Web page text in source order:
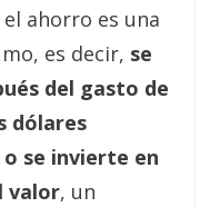
el ahorro es una
es decir, se
del gasto de
dólares
se invierte en
valor, un